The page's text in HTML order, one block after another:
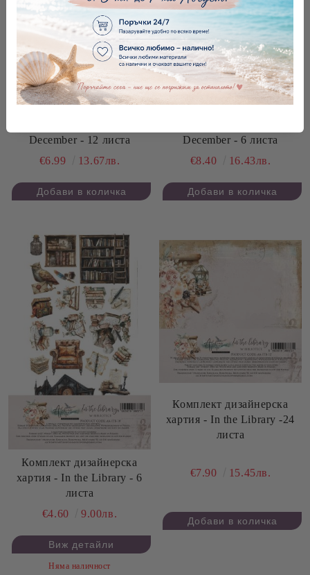
December - 12 листа
€6.99
13.67лв.
December - 6 листа
€8.40
16.43лв.
Комплект дизайнерска
хартия - In the Library - 6
листа
€4.60
9.00лв.
Виж детайли
Няма наличност
Комплект дизайнерска
хартия - In the Library -24
листа
€7.90 15.45лв.